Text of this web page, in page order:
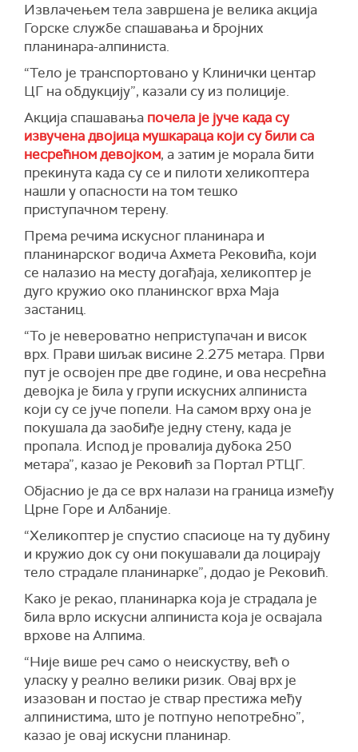
Извлачењем тела завршена је велика акција
Горске службе спашавања и бројних
планинара-алпиниста.
“Тело је транспортовано у Клинички центар
ЦГ на обдукцију”, казали су из полиције.
Акција спашавања почела је јуче када су
извучена двојица мушкараца који су били са
несрећном девојком, а затим је морала бити
прекинута када су се и пилоти хеликоптера
нашли у опасности на том тешко
приступачном терену.
Према речима искусног планинара и
планинарског водича Ахмета Рековића, који
се налазио на месту догађаја, хеликоптер је
дуго кружио око планинског врха Маја
застаниц.
“То је невероватно неприступачан и висок
врх. Прави шиљак висине 2.275 метара. Први
пут је освојен пре две године, и ова несрећна
девојка је била у групи искусних алпиниста
који су се јуче попели. На самом врху она је
покушала да заобиђе једну стену, када је
пропала. Испод је провалија дубока 250
метара”, казао је Рековић за Портал РТЦГ.
Објаснио је да се врх налази на граница између
Црне Горе и Албаније.
“Хеликоптер је спустио спасиоце на ту дубину
и кружио док су они покушавали да лоцирају
тело страдале планинарке”, додао је Рековић.
Како је рекао, планинарка која је страдала је
била врло искусни алпиниста која је освајала
врхове на Алпима.
“Није више реч само о неискуству, већ о
уласку у реално велики ризик. Овај врх је
изазован и постао је ствар престижа међу
алпинистима, што је потпуно непотребно”,
казао је овај искусни планинар.